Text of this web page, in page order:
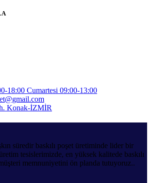
18:00 Cumartesi 09:00-13:00
Konak-İZMİR
süredir baskılı poşet üretiminde lider bir
tesislerimizde, en yüksek kalitede baskılı
memnuniyetini ön planda tutuyoruz..